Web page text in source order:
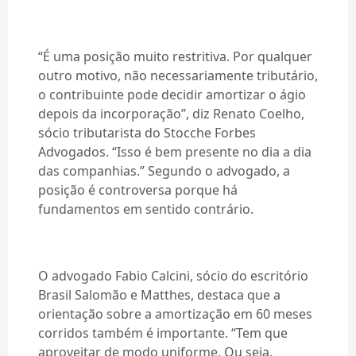
“É uma posição muito restritiva. Por qualquer
outro motivo, não necessariamente tributário,
o contribuinte pode decidir amortizar o ágio
depois da incorporação”, diz Renato Coelho,
sócio tributarista do Stocche Forbes
Advogados. “Isso é bem presente no dia a dia
das companhias.” Segundo o advogado, a
posição é controversa porque há
fundamentos em sentido contrário.
O advogado Fabio Calcini, sócio do escritório
Brasil Salomão e Matthes, destaca que a
orientação sobre a amortização em 60 meses
corridos também é importante. “Tem que
aproveitar de modo uniforme. Ou seja,